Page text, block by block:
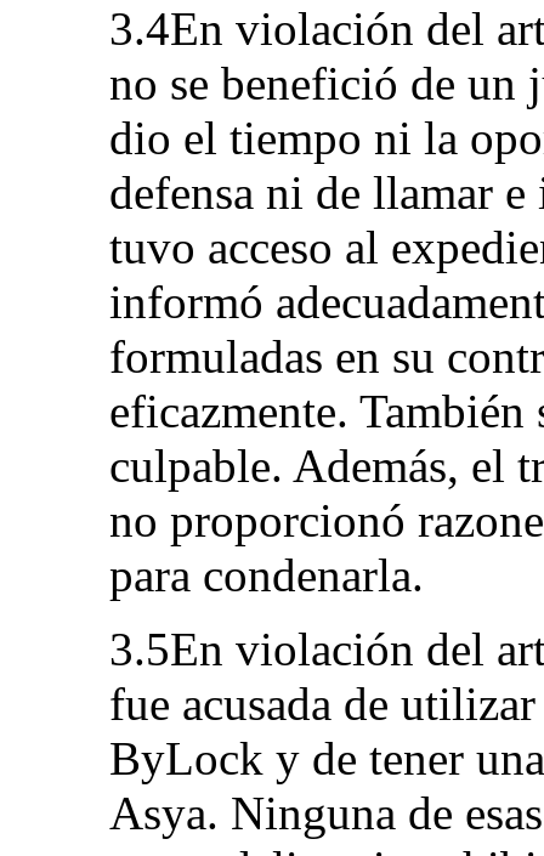
3.4En violación del
no se benefició de un
dio el tiempo ni la
defensa ni de llamar
tuvo acceso al
informó
formuladas en su
eficazmente.
culpable. Además, el
no proporcionó
para condenarla.
3.5En violación del
fue acusada de
ByLock y de tener
Asya. Ninguna de